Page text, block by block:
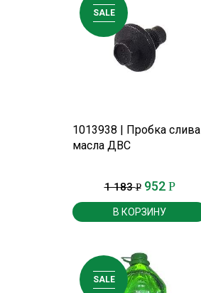
SALE
ПОДРОБНЕЕ
1013938 | Пробка слива
масла ДВС
1 183Р 952 Р
В КОРЗИНУ
SALE